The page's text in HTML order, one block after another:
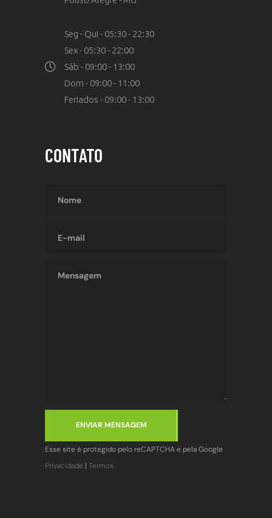
Seg - Qui - 05:30 - 22:30
Sex - 05:30 - 22:00
Sáb - 09:00 - 13:00
Dom - 09:00 - 11:00
Feriados - 09:00 - 13:00
CONTATO
ENVIAR MENSAGEM
Esse site é protegido pelo reCAPTCHA e pela Google
Privacidade | Termos